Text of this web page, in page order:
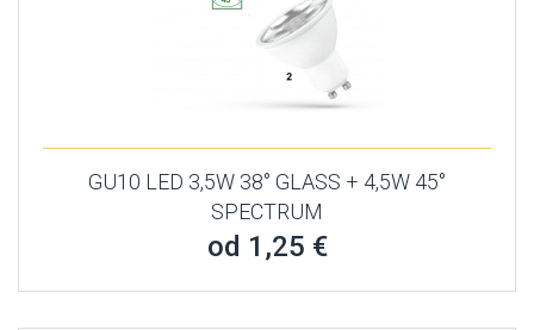
GU10 LED 3,5W 38° GLASS + 4,5W 45°
SPECTRUM
od 1,25 €